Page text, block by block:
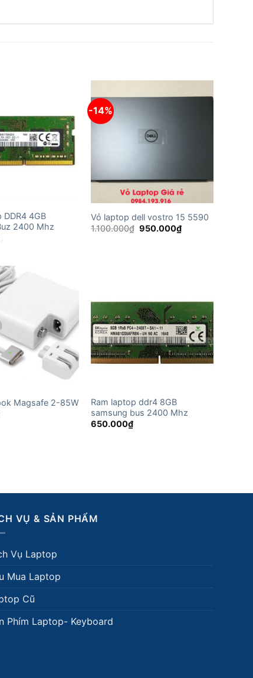
DDR4 4GB
2400 Mhz
-14%
Vỏ laptop dell vostro 15 5590
1.100.000₫ Giá
950.000₫Giá
Magsafe 2-85W
Ram laptop ddr4 8GB
samsung bus 2400 Mhz
650.000₫
VỤ & SẢN PHẨM
Vụ Laptop
Mua Laptop
Cũ
Phím Laptop- Keyboard